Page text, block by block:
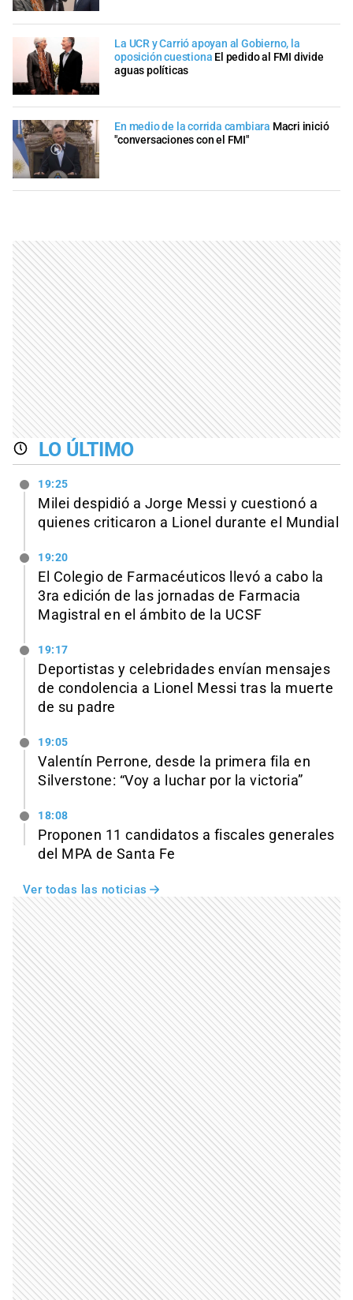
La UCR y Carrió apoyan al Gobierno, la
oposición cuestiona El pedido al FMI divide
aguas políticas
En medio de la corrida cambiara Macri inició
"conversaciones con el FMI"
LO ÚLTIMO
19:25
Milei despidió a Jorge Messi y cuestionó a
quienes criticaron a Lionel durante el Mundial
19:20
El Colegio de Farmacéuticos llevó a cabo la
3ra edición de las jornadas de Farmacia
Magistral en el ámbito de la UCSF
19:17
Deportistas y celebridades envían mensajes
de condolencia a Lionel Messi tras la muerte
de su padre
19:05
Valentín Perrone, desde la primera fila en
Silverstone: “Voy a luchar por la victoria”
18:08
Proponen 11 candidatos a fiscales generales
del MPA de Santa Fe
Ver todas las noticias